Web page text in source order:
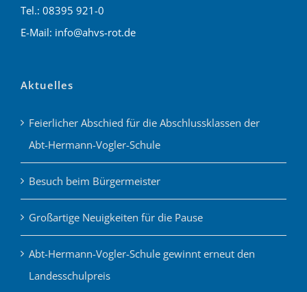
Tel.: 08395 921-0
E-Mail: info@ahvs-rot.de
Aktuelles
Feierlicher Abschied für die Abschlussklassen der
Abt-Hermann-Vogler-Schule
Besuch beim Bürgermeister
Großartige Neuigkeiten für die Pause
Abt-Hermann-Vogler-Schule gewinnt erneut den
Landesschulpreis